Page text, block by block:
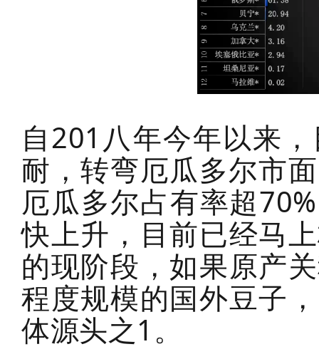
自201八年今年以来
耐，转弯厄瓜多尔市
厄瓜多尔占有率超
快上升，目前已经马
的现阶段，如果原产
程度规模的国外豆子
体源头之1。